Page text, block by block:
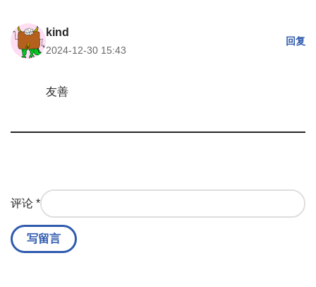
kind
2024-12-30 15:43
回复
友善
评论 *